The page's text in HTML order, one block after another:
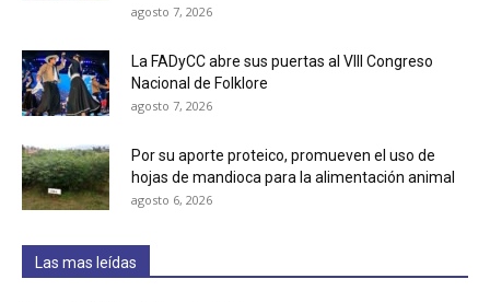
agosto 7, 2026
La FADyCC abre sus puertas al VIII Congreso
Nacional de Folklore
agosto 7, 2026
Por su aporte proteico, promueven el uso de
hojas de mandioca para la alimentación animal
agosto 6, 2026
Las mas leídas